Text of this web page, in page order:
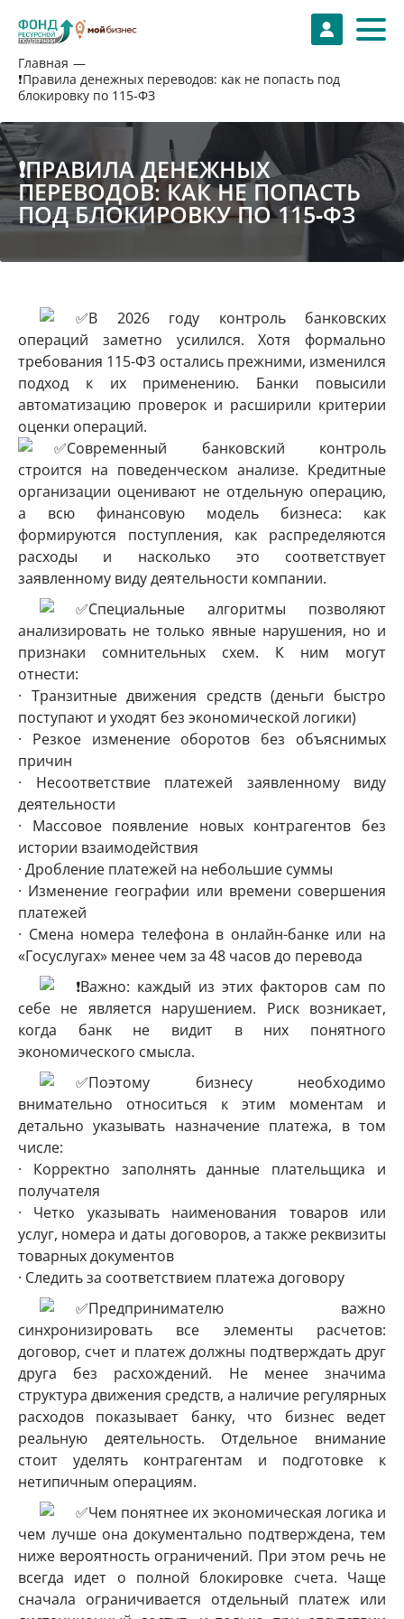
Главная
❗Правила денежных переводов: как не попасть под
блокировку по 115‑ФЗ
❗ПРАВИЛА ДЕНЕЖНЫХ
ПЕРЕВОДОВ: КАК НЕ ПОПАСТЬ
ПОД БЛОКИРОВКУ ПО 115‑ФЗ
В 2026 году контроль банковских
операций заметно усилился. Хотя формально
требования 115-ФЗ остались прежними, изменился
подход к их применению. Банки повысили
автоматизацию проверок и расширили критерии
оценки операций.
Современный банковский контроль
строится на поведенческом анализе. Кредитные
организации оценивают не отдельную операцию,
а всю финансовую модель бизнеса: как
формируются поступления, как распределяются
расходы и насколько это соответствует
заявленному виду деятельности компании.
Специальные алгоритмы позволяют
анализировать не только явные нарушения, но и
признаки сомнительных схем. К ним могут
отнести:
· Транзитные движения средств (деньги быстро
поступают и уходят без экономической логики)
· Резкое изменение оборотов без объяснимых
причин
· Несоответствие платежей заявленному виду
деятельности
· Массовое появление новых контрагентов без
истории взаимодействия
· Дробление платежей на небольшие суммы
· Изменение географии или времени совершения
платежей
· Смена номера телефона в онлайн-банке или на
«Госуслугах» менее чем за 48 часов до перевода
Важно: каждый из этих факторов сам по
себе не является нарушением. Риск возникает,
когда банк не видит в них понятного
экономического смысла.
Поэтому бизнесу необходимо
внимательно относиться к этим моментам и
детально указывать назначение платежа, в том
числе:
· Корректно заполнять данные плательщика и
получателя
· Четко указывать наименования товаров или
услуг, номера и даты договоров, а также реквизиты
товарных документов
· Следить за соответствием платежа договору
Предпринимателю важно
синхронизировать все элементы расчетов:
договор, счет и платеж должны подтверждать друг
друга без расхождений. Не менее значима
структура движения средств, а наличие регулярных
расходов показывает банку, что бизнес ведет
реальную деятельность. Отдельное внимание
стоит уделять контрагентам и подготовке к
нетипичным операциям.
Чем понятнее их экономическая логика и
чем лучше она документально подтверждена, тем
ниже вероятность ограничений. При этом речь не
всегда идет о полной блокировке счета. Чаще
сначала ограничивается отдельный платеж или